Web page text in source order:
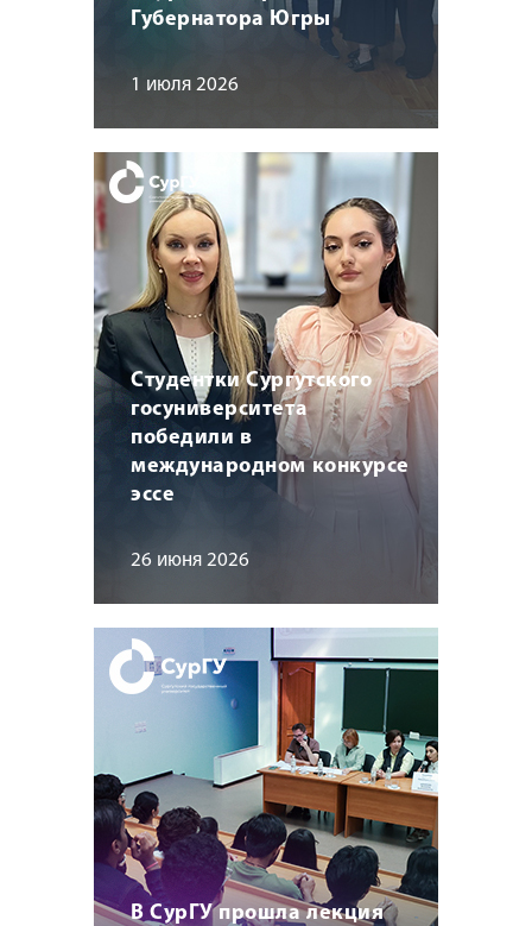
Губернатора Югры
1 июля 2026
Студентки Сургутского
госуниверситета
победили в
международном конкурсе
эссе
26 июня 2026
В СурГУ прошла лекция